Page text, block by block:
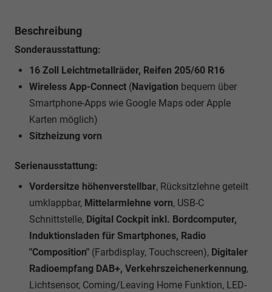
Beschreibung
Sonderausstattung:
16 Zoll Leichtmetallräder, Reifen 205/60 R16
Wireless App-Connect (Navigation bequem über
Smartphone-Apps wie Google Maps oder Apple
Karten möglich)
Sitzheizung vorn
Serienausstattung:
Vordersitze höhenverstellbar, Rücksitzlehne geteilt
umklappbar, Mittelarmlehne vorn, USB-C
Schnittstelle, Digital Cockpit inkl. Bordcomputer,
Induktionsladen für Smartphones, Radio
"Composition" (Farbdisplay, Touchscreen), Digitaler
Radioempfang DAB+, Verkehrszeichenerkennung,
Lichtsensor, Coming/Leaving Home Funktion, LED-